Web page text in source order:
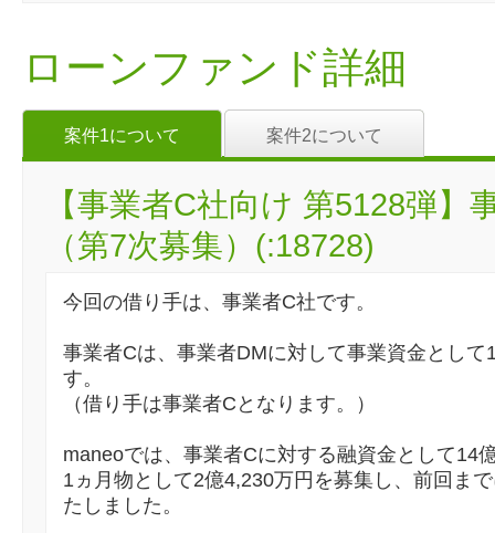
ローンファンド詳細
案件1について 案件2について
【事業者C社向け 第5128弾
（第7次募集）(:18728)
今回の借り手は、事業者C社です。
事業者Cは、事業者DMに対して事業資金として
す。
（借り手は事業者Cとなります。）
maneoでは、事業者Cに対する融資金として14
1ヵ月物として2億4,230万円を募集し、前回ま
たしました。